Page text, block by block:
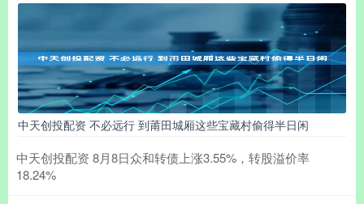
中天创投配资 不必远行 到莆田城厢这些宝藏村偷得半日闲
中天创投配资 8月8日众和转债上涨3.55%，转股溢价率
18.24%